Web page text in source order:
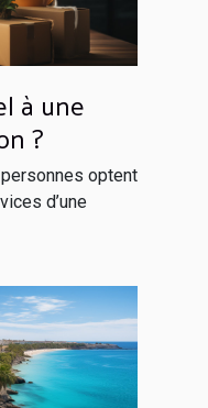
à une
?
personnes optent
d’une